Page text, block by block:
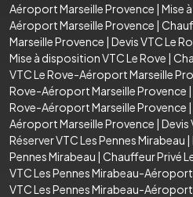
Aéroport Marseille Provence | Mise
Aéroport Marseille Provence |
Marseille Provence | Devis VTC Le
Mise à disposition VTC Le Rove |
VTC Le Rove-Aéroport Marseille
Rove-Aéroport Marseille Provence |
Rove-Aéroport Marseille Provence |
Aéroport Marseille Provence | Devis
Réserver VTC Les Pennes Mirabeau |
Pennes Mirabeau | Chauffeur Privé
VTC Les Pennes Mirabeau-
VTC Les Pennes Mirabeau-